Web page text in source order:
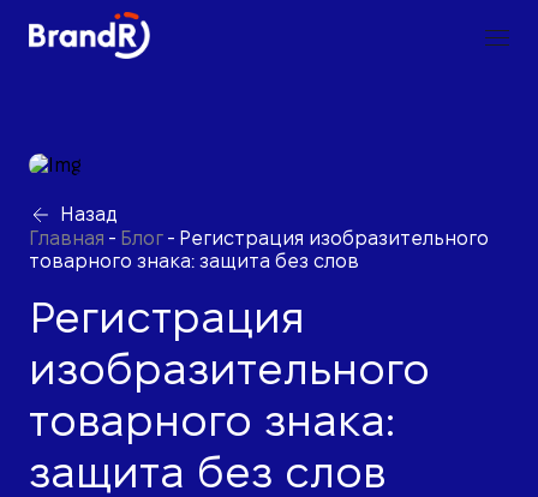
Назад
Главная - Блог - Регистрация изобразительного
товарного знака: защита без слов
Регистрация
изобразительного
товарного знака:
защита без слов